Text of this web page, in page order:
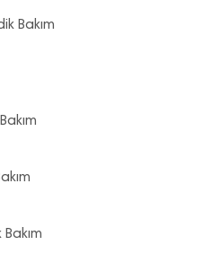
Bakım